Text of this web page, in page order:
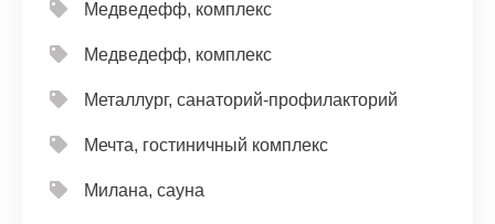
Медведефф, комплекс
Медведефф, комплекс
Металлург, санаторий-профилакторий
Мечта, гостиничный комплекс
Милана, сауна